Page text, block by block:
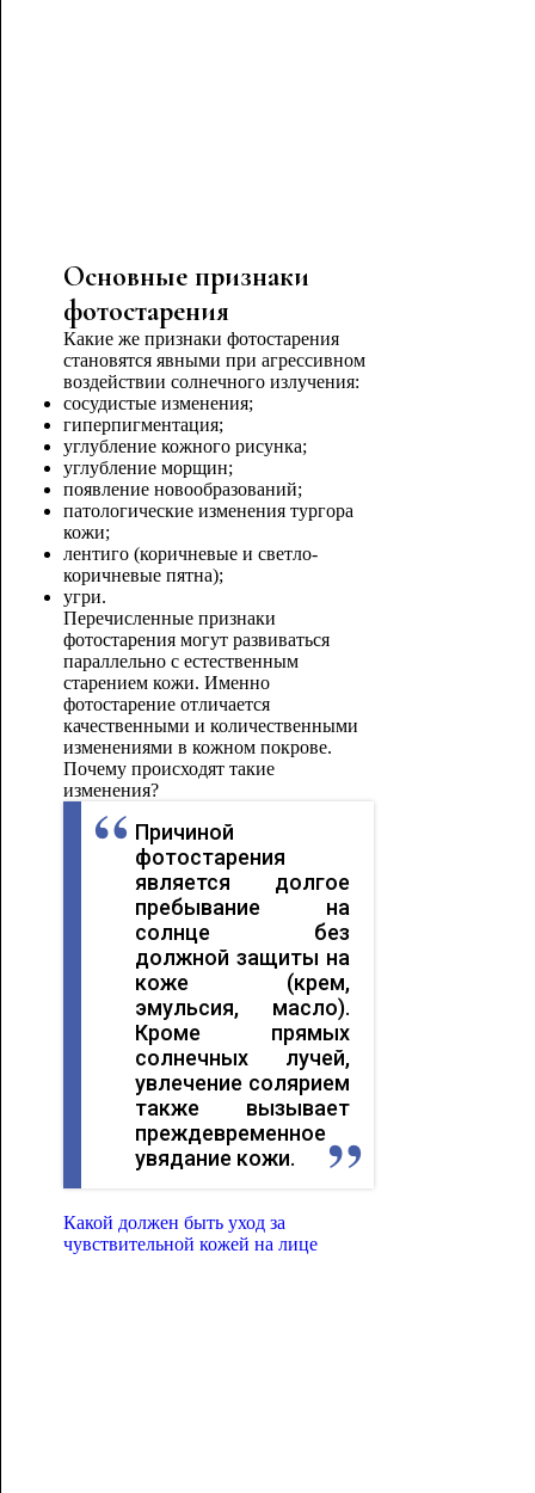
Основные признаки
фотостарения
Какие же признаки фотостарения
становятся явными при агрессивном
воздействии солнечного излучения:
сосудистые изменения;
гиперпигментация;
углубление кожного рисунка;
углубление морщин;
появление новообразований;
патологические изменения тургора
кожи;
лентиго (коричневые и светло-
коричневые пятна);
угри.
Перечисленные признаки
фотостарения могут развиваться
параллельно с естественным
старением кожи. Именно
фотостарение отличается
качественными и количественными
изменениями в кожном покрове.
Почему происходят такие
изменения?
Причиной
фотостарения
является долгое
пребывание на
солнце без
должной защиты на
коже (крем,
эмульсия, масло).
Кроме прямых
солнечных лучей,
увлечение солярием
также вызывает
преждевременное
увядание кожи.
Какой должен быть уход за
чувствительной кожей на лице